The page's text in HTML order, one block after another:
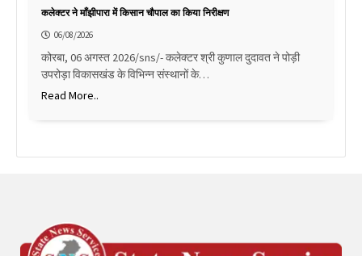
कलेक्टर ने माँझीपारा में किसान चौपाल का किया निरीक्षण
06/08/2026
कोरबा, 06 अगस्त 2026/sns/- कलेक्टर श्री कुणाल दुदावत ने पोड़ी
उपरोड़ा विकासखंड के विभिन्न संस्थानों के…
Read More..